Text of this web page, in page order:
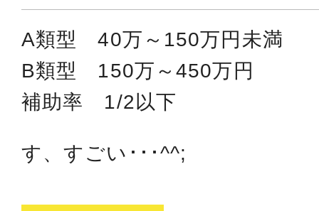
A類型 40万～150万円未満
B類型 150万～450万円
補助率 1/2以下
す、すごい･･･^^;